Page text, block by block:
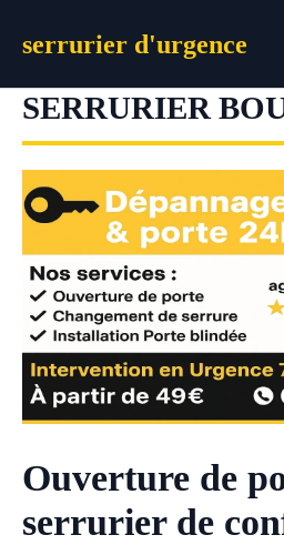
serrurier d'urgence
SERRURIER
Ouverture de
serrurier de